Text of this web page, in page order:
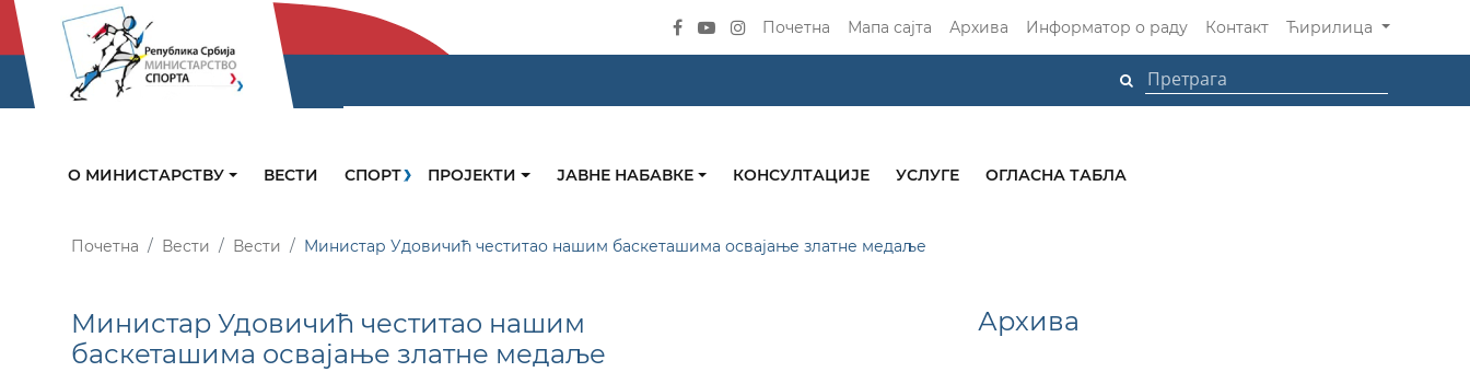
Почетна Мапа сајта Архива Информатор о раду Контакт Ћирилица
О МИНИСТАРСТВУ ВЕСТИ СПОРТ ПРОЈЕКТИ ЈАВНЕ НАБАВКЕ КОНСУЛТАЦИЈЕ УСЛУГЕ ОГЛАСНА ТАБЛА
Почетна Вести Вести Mинистaр Удовичић честитао нашим баскеташима освајање златне медаље
Mинистaр Удовичић честитао нашим
баскеташима освајање златне медаље
Архива